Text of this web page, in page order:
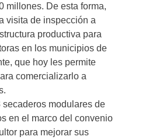
millones. De esta forma,
visita de inspección a
productiva para
en los municipios de
que hoy les permite
comercializarlo a
secaderos modulares de
en el marco del convenio
para mejorar sus